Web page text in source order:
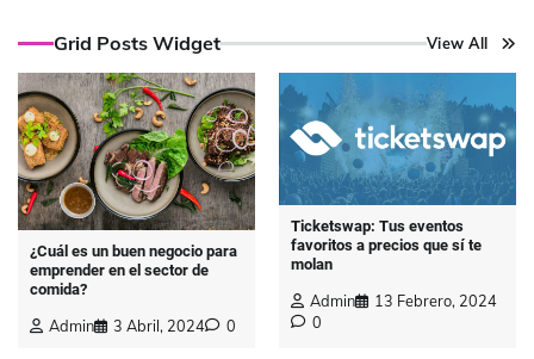
Grid Posts Widget View All
¿Cuál es un buen negocio para
emprender en el sector de
comida?
Admin 3 Abril, 2024 0
Ticketswap: Tus eventos
favoritos a precios que sí te
molan
Admin
13 Febrero, 2024
0